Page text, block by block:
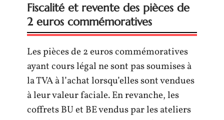
Fiscalité et revente des pièces de
2 euros commémoratives
Les pièces de 2 euros commémoratives
ayant cours légal ne sont pas soumises à
la TVA à l’achat lorsqu’elles sont vendues
à leur valeur faciale. En revanche, les
coffrets BU et BE vendus par les ateliers